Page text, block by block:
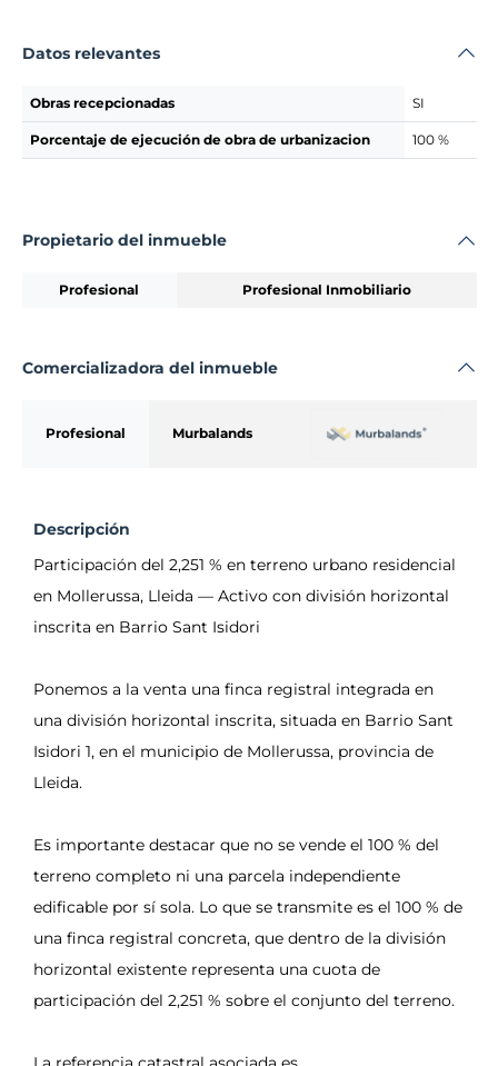
Datos relevantes
Obras recepcionadas SI
Porcentaje de ejecución de obra de urbanizacion 100 %
Propietario del inmueble
Profesional Profesional Inmobiliario
Comercializadora del inmueble
Profesional Murbalands
Descripción